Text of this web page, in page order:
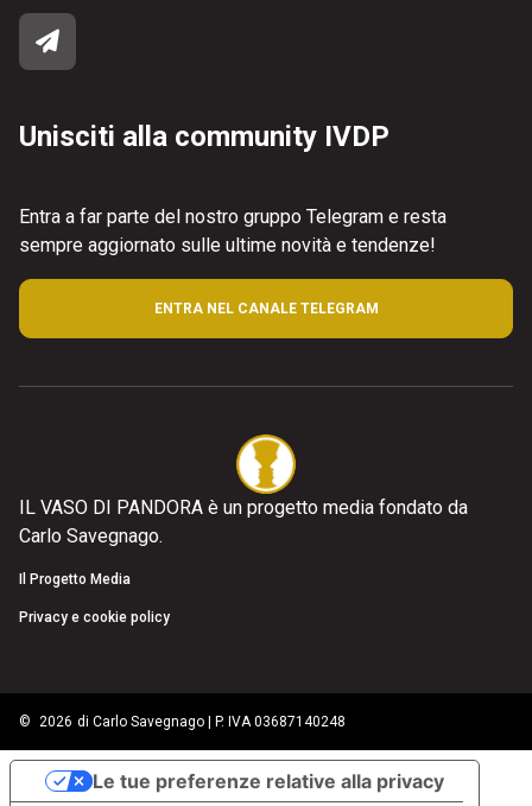
Unisciti alla community IVDP
Entra a far parte del nostro gruppo Telegram e resta
sempre aggiornato sulle ultime novità e tendenze!
ENTRA NEL CANALE TELEGRAM
IL VASO DI PANDORA è un progetto media fondato da
Carlo Savegnago.
Il Progetto Media
Privacy e cookie policy
© 2026 di Carlo Savegnago | P. IVA 03687140248
Le tue preferenze relative alla privacy